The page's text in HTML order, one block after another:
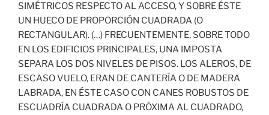
SIMÉTRICOS RESPECTO AL ACCESO, Y SOBRE ÉSTE
UN HUECO DE PROPORCIÓN CUADRADA (O
RECTANGULAR). (…) FRECUENTEMENTE, SOBRE TODO
EN LOS EDIFICIOS PRINCIPALES, UNA IMPOSTA
SEPARA LOS DOS NIVELES DE PISOS. LOS ALEROS, DE
ESCASO VUELO, ERAN DE CANTERÍA O DE MADERA
LABRADA, EN ÉSTE CASO CON CANES ROBUSTOS DE
ESCUADRÍA CUADRADA O PRÓXIMA AL CUADRADO,